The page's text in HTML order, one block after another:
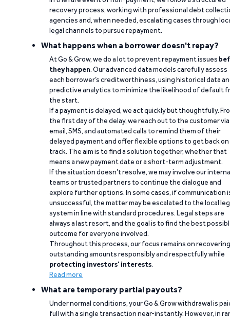
recovery process, working with professional debt
agencies and, when needed, escalating cases through
legal channels to pursue repayment.
What happens when a borrower doesn't repay?
At Go & Grow, we do a lot to prevent repayment issues
they happen. Our advanced data models carefully assess
each borrower’s creditworthiness, using historical data
predictive analytics to minimize the likelihood of default
the start.
If a payment is delayed, we act quickly but thoughtfully.
the first day of the delay, we reach out to the customer via
email, SMS, and automated calls to remind them of their
delayed payment and offer flexible options to get back on
track. The aim is to find a solution together, whether that
means a new payment date or a short-term adjustment.
If the situation doesn’t resolve, we may involve our
teams or trusted partners to continue the dialogue and
explore further options. In some cases, if communication
unsuccessful, the matter may be escalated to the local
system in line with standard procedures. Legal steps are
always a last resort, and the goal is to find the best
outcome for everyone involved.
Throughout this process, our focus remains on recovering
outstanding amounts responsibly and respectfully while
protecting investors’ interests.
Read more
What are temporary partial payouts?
Under normal conditions, your Go & Grow withdrawal is
full with a single transaction near-instantly. However, in